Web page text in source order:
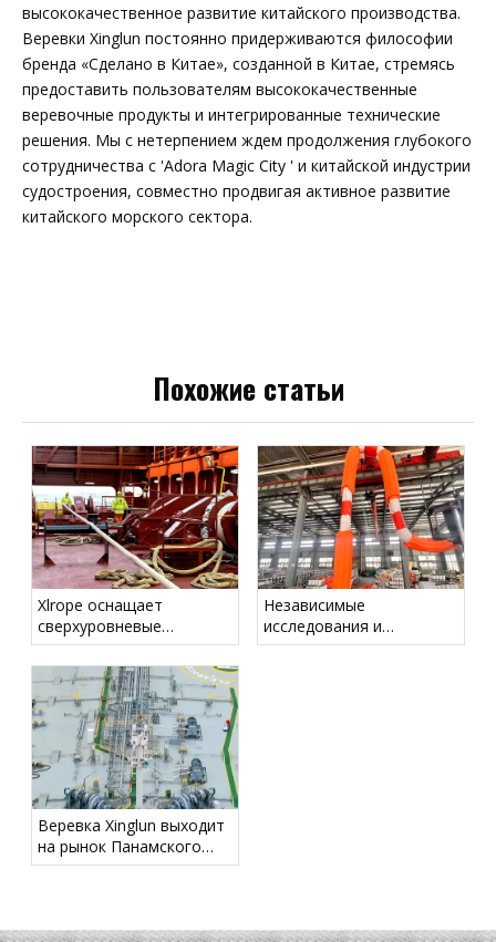
высококачественное развитие китайского производства.
Веревки Xinglun постоянно придерживаются философии
бренда «Сделано в Китае», созданной в Китае, стремясь
предоставить пользователям высококачественные
веревочные продукты и интегрированные технические
решения. Мы с нетерпением ждем продолжения глубокого
сотрудничества с 'Adora Magic City ' и китайской индустрии
судостроения, совместно продвигая активное развитие
китайского морского сектора.
Похожие статьи
Xlrope оснащает
сверхуровневые
контейнерные корабли
высокопроизводительными
веревками для морских
'гигант '
Независимые
исследования и
разработки: один
Веревка Xinglun выходит
на рынок Панамского
канала